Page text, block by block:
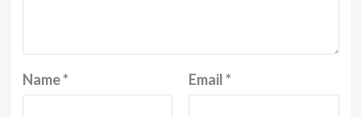
Name* Email*